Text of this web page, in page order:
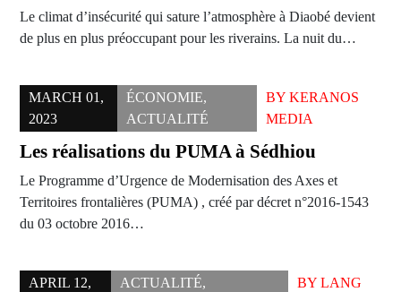
Le climat d’insécurité qui sature l’atmosphère à Diaobé devient
de plus en plus préoccupant pour les riverains. La nuit du…
MARCH 01,
2023
ÉCONOMIE,
ACTUALITÉ
BYKERANOS
MEDIA
Les réalisations du PUMA à Sédhiou
Le Programme d’Urgence de Modernisation des Axes et
Territoires frontalières (PUMA) , créé par décret n°2016-1543
du 03 octobre 2016…
APRIL 12,
ACTUALITÉ,
BY LANG